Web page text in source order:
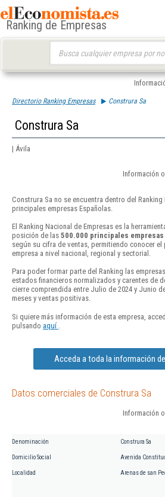
Ranking de Empresas
Directorio Ranking Empresas Construra Sa
Construra Sa
| Ávila
Información
Construra Sa no se encuentra dentro del Ranking
principales empresas Españolas.
El Ranking Nacional de Empresas es la
posición de las 500.000 principales empresas
según su cifra de ventas, permitiendo conocer
empresa a nivel nacional, regional y sectorial.
Para poder formar parte del Ranking las
estados financieros normalizados y carentes de
cierre comprendida entre Julio de 2024 y Junio
meses y ventas positivas.
Si quiere más información de esta empresa,
pulsando aquí
Acceda a toda la información
Datos comerciales de Construra Sa
Información
Denominación Construra Sa
Domicilio Social Avenida
Localidad Arenas de san